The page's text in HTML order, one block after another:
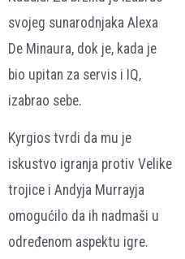
svojeg sunarodnjaka Alexa
De Minaura, dok je, kada je
bio upitan za servis i IQ,
izabrao sebe.
Kyrgios tvrdi da mu je
iskustvo igranja protiv Velike
trojice i Andyja Murrayja
omogućilo da ih nadmaši u
određenom aspektu igre.